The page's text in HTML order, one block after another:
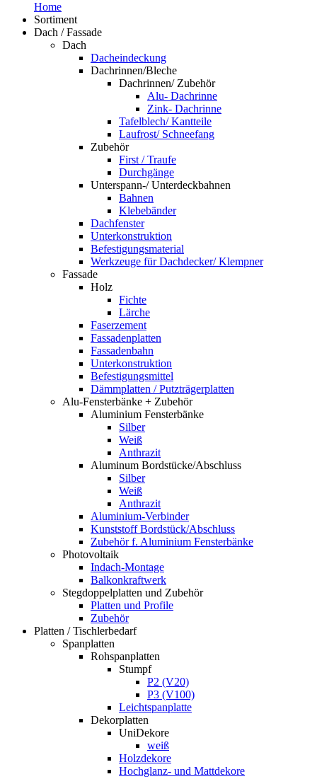
Home
Sortiment
Dach / Fassade
Dach
Dacheindeckung
Dachrinnen/Bleche
Dachrinnen/ Zubehör
Alu- Dachrinne
Zink- Dachrinne
Tafelblech/ Kantteile
Laufrost/ Schneefang
Zubehör
First / Traufe
Durchgänge
Unterspann-/ Unterdeckbahnen
Bahnen
Klebebänder
Dachfenster
Unterkonstruktion
Befestigungsmaterial
Werkzeuge für Dachdecker/ Klempner
Fassade
Holz
Fichte
Lärche
Faserzement
Fassadenplatten
Fassadenbahn
Unterkonstruktion
Befestigungsmittel
Dämmplatten / Putzträgerplatten
Alu-Fensterbänke + Zubehör
Aluminium Fensterbänke
Silber
Weiß
Anthrazit
Aluminum Bordstücke/Abschluss
Silber
Weiß
Anthrazit
Aluminium-Verbinder
Kunststoff Bordstück/Abschluss
Zubehör f. Aluminium Fensterbänke
Photovoltaik
Indach-Montage
Balkonkraftwerk
Stegdoppelplatten und Zubehör
Platten und Profile
Zubehör
Platten / Tischlerbedarf
Spanplatten
Rohspanplatten
Stumpf
P2 (V20)
P3 (V100)
Leichtspanplatte
Dekorplatten
UniDekore
weiß
Holzdekore
Hochglanz- und Mattdekore